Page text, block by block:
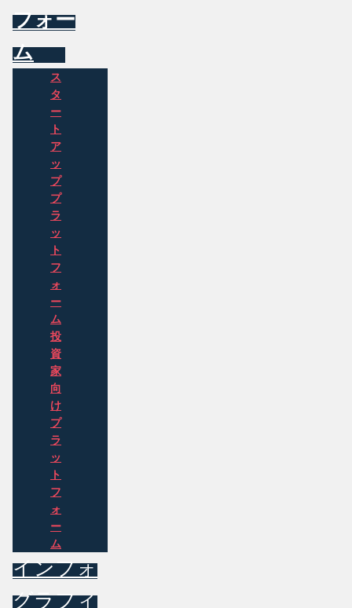
フォー
ム
ス
タ
ー
ト
ア
ッ
プ
プ
ラ
ッ
ト
フ
ォ
ー
ム
投
資
家
向
け
プ
ラ
ッ
ト
フ
ォ
ー
ム
インフォ
グラフィ